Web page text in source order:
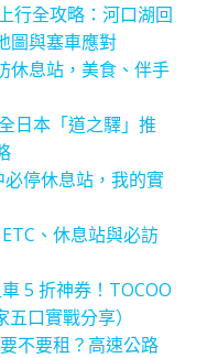
行全攻略：河口湖回
圖與塞車應對
休息站，美食、伴手
日本「道之驛」推
停休息站，我的實
、休息站與必訪
5 折神券！TOCOO
口實戰分享）
不要租？高速公路